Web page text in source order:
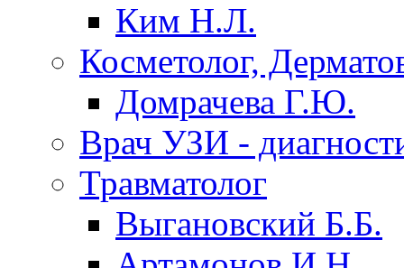
Ким Н.Л.
Косметолог,
Домрачева Г.Ю.
Врач УЗИ -
Травматолог
Выгановский Б.Б.